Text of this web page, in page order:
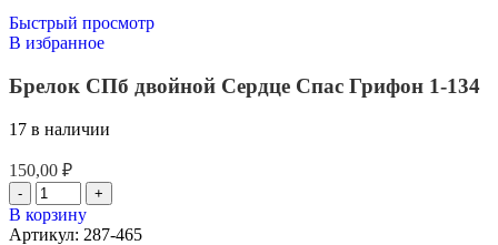
Быстрый просмотр
В избранное
Брелок СПб двойной Сердце Спас Грифон 1-134
17 в наличии
150,00 ₽
В корзину
Артикул: 287-465